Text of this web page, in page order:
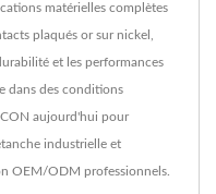
matérielles complètes
plaqués or sur nickel,
et les performances
dans des conditions
aujourd'hui pour
industrielle et
OEM/ODM professionnels.